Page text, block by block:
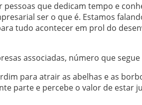
que dedicam tempo e
ser o que é. Estamos
tudo acontecer em prol do
associadas, número que
para atrair as abelhas e as
parte e percebe o valor de estar